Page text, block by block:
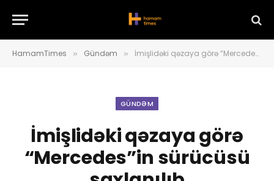
HamamTimes » Gündəm » İmişlidəki qəzaya görə “Mercedes”in sürücüsü saxlanılıb
GÜNDƏM
İmişlidəki qəzaya görə
“Mercedes”in sürücüsü